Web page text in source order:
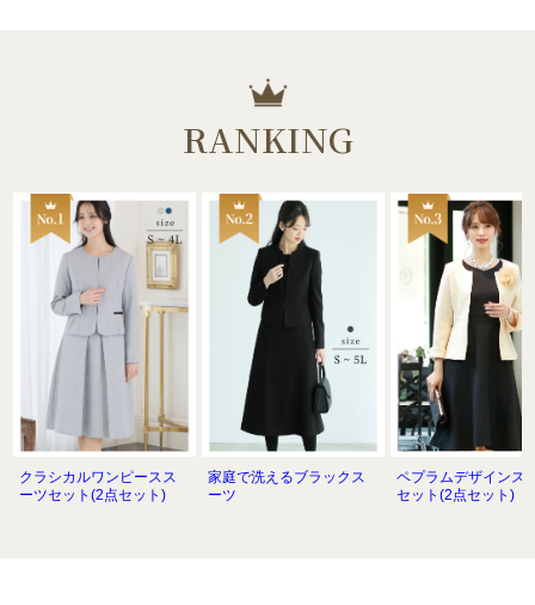
ウールやツイード、シルク混など、厳選された素材を使用した
す。季節に応じた素材選びで、1年を通して快適に過ごせま
【ビジネススカートスーツ】
オフィスでは、シンプルでシャープなデザインのスカートスー
ツが最適です。タイトなスカートとジャケットの組み合わせ
は、プロフェッショナルで知的な印象を与えます。
【フォーマルスカートスーツ】
結婚式や公式なイベントには、華やかな生地とディテールが施
されたスカートスーツがおすすめ。レースやサテンのアクセン
トが、特別な日の装いを引き立てます。
【カジュアルスカートスーツ】
RANKING
クラシカルワンピースス
ーツセット(2点セット)
家庭で洗えるブラックス
ーツ
ペプラムデザインス
セット(2点セット)